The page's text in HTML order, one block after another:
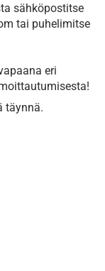
sähköpostitse
tai puhelimitse
eri
täynnä.